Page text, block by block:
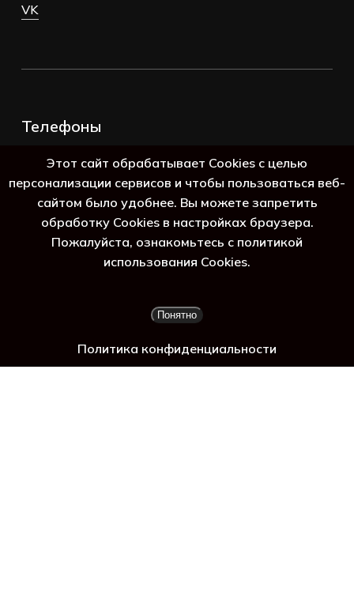
Просмотр корзины
VK
Телефоны
8 (800) 250-69-39
Этот сайт обрабатывает Cookies с целью
персонализации сервисов и чтобы пользоваться веб-
сайтом было удобнее. Вы можете запретить
обработку Cookies в настройках браузера.
Пожалуйста, ознакомьтесь с политикой
использования Cookies.
Понятно
Политика конфиденциальности